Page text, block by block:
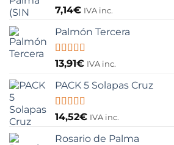
Valorado
con
5
7,14€ IVA inc.
Palmón Tercera
Valorado
con
5
13,91€ IVA inc.
PACK 5 Solapas Cruz
Valorado
con
5
14,52€ IVA inc.
Rosario de Palma